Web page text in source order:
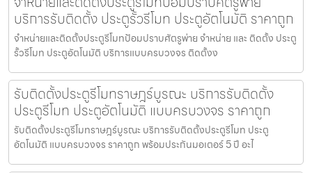
บริการรับติดตั้ง ประตูรั้วรีโมท ประตูอัตโนมัติ ราคาถูก
จำหน่ายและติดตั้งประตูรีโมทป้อมปราบศัตรูพ่าย จำหน่าย และ ติดตั้ง ประตู
รั้วรีโมท ประตูอัตโนมัติ บริการแบบครบวงจร ติดตั้งง
รับติดตั้งประตูรีโมทราษฎร์บูรณะ บริการรับติดตั้ง
ประตูรีโมท ประตูอัตโนมัติ แบบครบวงจร ราคาถูก
รับติดตั้งประตูรีโมทราษฎร์บูรณะ บริการรับติดตั้งประตูรีโมท ประตู
อัตโนมัติ แบบครบวงจร ราคาถูก พร้อมประกันมอเตอร์ 5 ปี อะไ